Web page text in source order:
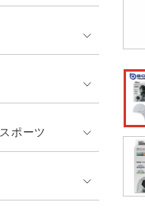
中塚被服
福山ゴム工業
ポーツ